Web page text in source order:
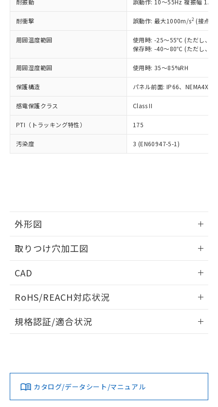
耐振動 誤動作: 10～55Hz 複振幅
耐衝撃 誤動作: 最大1000m/s2 (接点
周囲温度範囲
使用時: -25～55℃ (ただし、氷
保存時: -40～80℃ (ただし、氷
周囲湿度範囲 使用時: 35～85%RH
保護構造 パネル前面: IP66、NEMA4X,
感電保護クラス Class II
PTI（トラッキング特性） 175
汚染度 3 (EN60947-5-1)
外形図
取りつけ穴加工図
CAD
ドすることができます。
ログイン/会員登録
ダウンロードデータをご利用いただく前に、以下を必ずお読
みください。
ソフトウェアの使用条件
RoHS/REACH対応状況
EU RoHS 注意事項・凡例
対応済み
規格認証/適合状況
カタログ/データシート/マニュアル
正式な納期状況および標準価格はお客
様のお取引先、またはお客様担当のオ
ムロン制御機器販売店・当社販売員に
オムロン制御機器販売店や当社販売拠
販売ネットワーク
」をご確認
在庫状況および標準価格結果を当社の
事前の承諾なく第三者に漏洩または開
示しないようお願いします。
マイパーツ機能（部品リスト作成サー
ビス）をご利用いただくには、I-Web
メンバーズにご登録されている必要が
お客様が当ウェブサイト上で当社にご
指します。
但し、RoHS指令で産業用監視および制御機器に対する
適用除外項目は除く。
フタル酸エステル類の４物質については閾値を超える意
図的な使用がないことを確認しています。
部品在庫の切り替え状況などにより、予定
月が前後することがあります。
※3 非含有証明書ダウンロード
51物質の非含有証明書（当社基準）
※本証明書は発行日時点で非含有を証明す
るもので、過去に遡って非含有を証明する
ものではありません。
また、RoHS指令のフタル酸エステル類４
欄に対応日を記載しておりました。
既に当社にて対応品への在庫切替を完了
していることから、特段のことがない限
り、2022年1月12日より割愛しておりま
す。
DBP(フタル酸ジブチル) : 1000ppm、 DIBP(フタル酸ジ
イソブチル) : 1000ppm、 BBP(フタル酸ブチルベンジ
DEHP(フタル酸ビス(2-エチルヘキシル)) : 1000ppm
準値以下であることを示します。
「10」：通常の使用状況下において有害物
質が外部に漏えいし、環境に深刻な影響を
及ぼさない年数を意味します。
「－」：未確認です。当社販売部門へお問
全に破砕するなど、違法に輸出されな
いよう必要な手段を講じます。
当社は貴社製品を、核兵器、ミサイ
ル、化学兵器、生物兵器またはその他
武器並びにこれらの製造装置等に一切
当社は、貴社製品を第三者に販売する
場合は、上記1、2および3の内容を当
該第三者に通知します。また当社は、
販売先および販売に係わる関係者が違
法に輸出するおそれがある場合は、取
り引きをいたしません。
一定数には満たないが在庫あり
－
在庫なし(最新の在庫状況につ
いては、お客様のお取引先、ま
たはお客様担当のオムロン制御
機器販売店・当社販売員にご確
空
受注生産機種、また在庫状況の
情報を公開していない機種